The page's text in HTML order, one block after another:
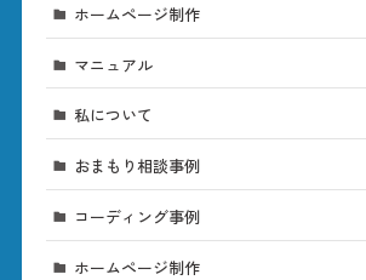
ホームページ制作
マニュアル
私について
おまもり相談事例
コーディング事例
ホームページ制作